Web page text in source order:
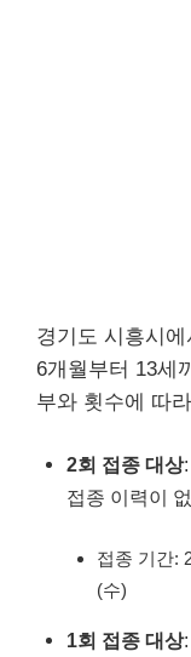
경기도 시흥시
6개월부터 13세
부와 횟수에 따
2회 접종 대상
접종 이력이
접종 기간:
(수)
1회 접종 대상